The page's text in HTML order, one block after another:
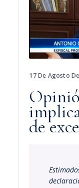
17 De Agosto
de